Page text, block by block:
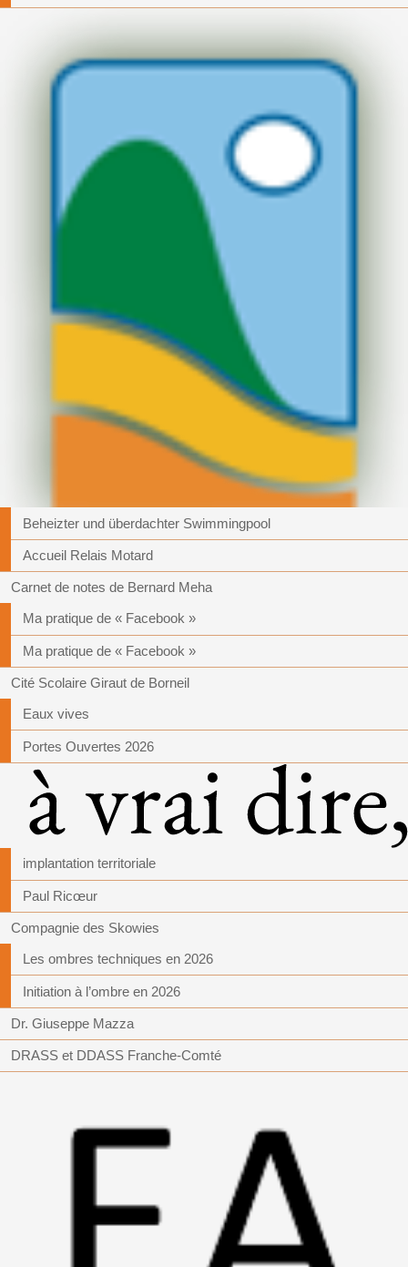
Beheizter und überdachter Swimmingpool
Accueil Relais Motard
Carnet de notes de Bernard Meha
Ma pratique de « Facebook »
Ma pratique de « Facebook »
Cité Scolaire Giraut de Borneil
Eaux vives
Portes Ouvertes 2026
implantation territoriale
Paul Ricœur
Compagnie des Skowies
Les ombres techniques en 2026
Initiation à l’ombre en 2026
Dr. Giuseppe Mazza
DRASS et DDASS Franche-Comté